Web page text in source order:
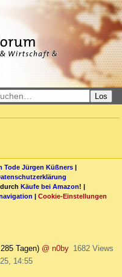
Los
Tode Jürgen Küßners |
durch Käufe bei Amazon! |
| Cookie-Einstellungen
Tagen) @ n0by 1682 Views
14:55